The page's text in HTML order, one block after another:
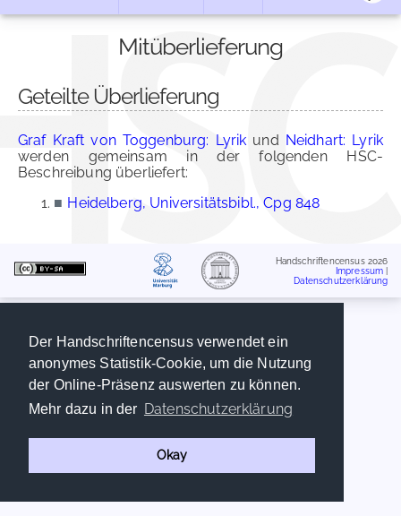
Der Handschriftencensus verwendet ein
anonymes Statistik-Cookie, um die Nutzung
der Online-Präsenz auswerten zu können.
Mehr dazu in der Datenschutzerklärung
Okay
Mitüberlieferung
Geteilte Überlieferung
Graf Kraft von Toggenburg: Lyrik und Neidhart: Lyrik
werden gemeinsam in der folgenden HSC-
Beschreibung überliefert:
■ Heidelberg, Universitätsbibl., Cpg 848
Handschriftencensus 2026
Impressum
Datenschutzerklärung